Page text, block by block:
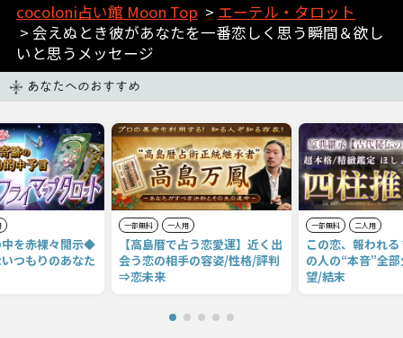
cocoloni占い館 Moon Top > エーテル・タロット
> 会えぬとき彼があなたを一番恋しく思う瞬間＆欲し
いと思うメッセージ
あなたへのおすすめ
を赤裸々開示◆
つもりのあなた
一部無料 一人用
【高島暦で占う恋愛運】近く出
会う恋の相手の容姿/性格/評判
⇒恋未来
一部無料 二人用
この恋、報われ
の人の“本音”全
望/結末